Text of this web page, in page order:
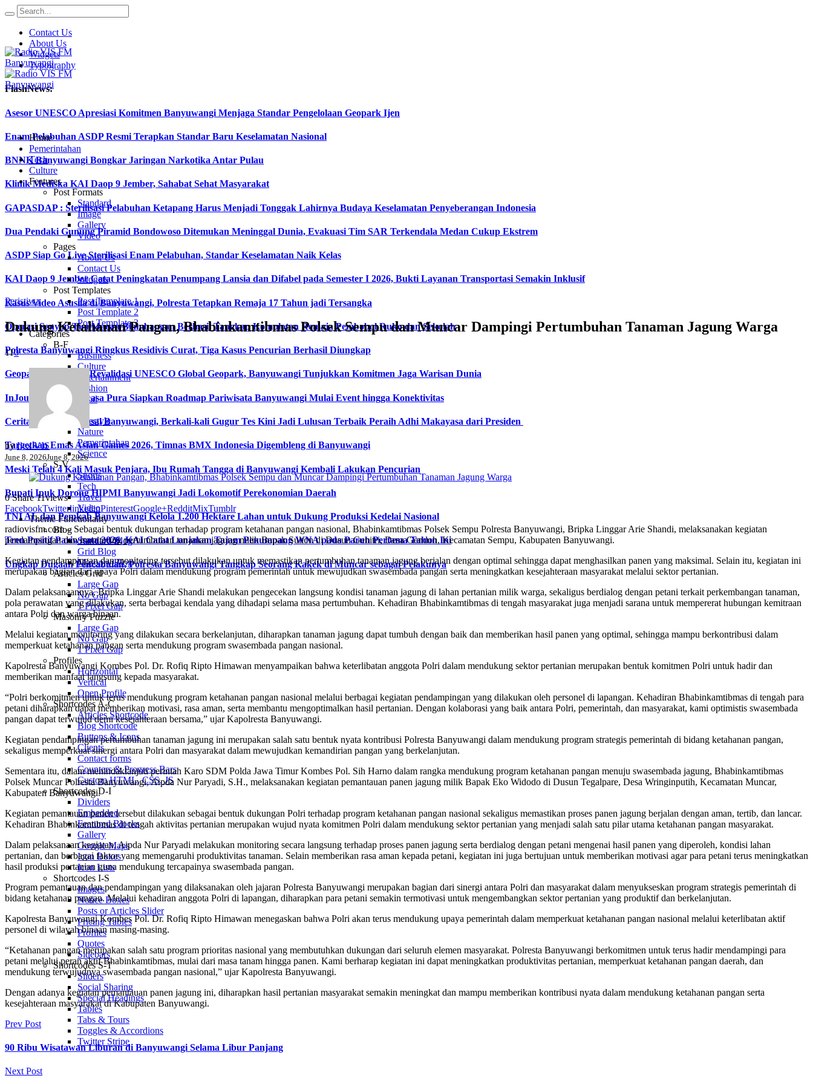
Contact Us
About Us
Widgets
Typography
FlashNews:
Asesor UNESCO Apresiasi Komitmen Banyuwangi Menjaga Standar Pengelolaan Geopark Ijen
Enam Pelabuhan ASDP Resmi Terapkan Standar Baru Keselamatan Nasional
BNNK Banyuwangi Bongkar Jaringan Narkotika Antar Pulau
Klinik Mediska KAI Daop 9 Jember, Sahabat Sehat Masyarakat
GAPASDAP : Sterilisasi Pelabuhan Ketapang Harus Menjadi Tonggak Lahirnya Budaya Keselamatan Penyeberangan Indonesia
Dua Pendaki Gunung Piramid Bondowoso Ditemukan Meninggal Dunia, Evakuasi Tim SAR Terkendala Medan Cukup Ekstrem
ASDP Siap Go Live Sterilisasi Enam Pelabuhan, Standar Keselamatan Naik Kelas
KAI Daop 9 Jember Catat Peningkatan Penumpang Lansia dan Difabel pada Semester I 2026, Bukti Layanan Transportasi Semakin Inklusif
Kasus Video Asusila di Banyuwangi, Polresta Tetapkan Remaja 17 Tahun jadi Tersangka
Operasi Senyap Tim Macan Blambangan Berhasil Tangkap Komplotan Remaja Pembobol Ruko dan Sekolah
Polresta Banyuwangi Ringkus Residivis Curat, Tiga Kasus Pencurian Berhasil Diungkap
Geopark Ijen Jalani Revalidasi UNESCO Global Geopark, Banyuwangi Tunjukkan Komitmen Jaga Warisan Dunia
InJourney dan Angkasa Pura Siapkan Roadmap Pariwisata Banyuwangi Mulai Event hingga Konektivitas
Cerita Perwira AL Asal Banyuwangi, Berkali-kali Gugur Tes Kini Jadi Lulusan Terbaik Peraih Adhi Makayasa dari Presiden
Targetkan Emas Asian Games 2026, Timnas BMX Indonesia Digembleng di Banyuwangi
Meski Telah 4 Kali Masuk Penjara, Ibu Rumah Tangga di Banyuwangi Kembali Lakukan Pencurian
Bupati Ipuk Dorong HIPMI Banyuwangi Jadi Lokomotif Perekonomian Daerah
TNI AL dan Pemkab Banyuwangi Kelola 1.200 Hektare Lahan untuk Dukung Produksi Kedelai Nasional
Tren Positif Pariwisata 2026, KAI Catat Lonjakan Tajam Penumpang WNA pada Paruh Pertama Tahun Ini
Ungkap Dugaan Pencabulan, Polresta Banyuwangi Tangkap Seorang Kakek di Muncar sebagai Pelakunya
Home
Pemerintahan
Tech
Culture
Features
Post Formats
Standard
Image
Gallery
Video
Pages
About Us
Contact Us
Widgets
Post Templates
Post Template 1
Post Template 2
Post Template 3
Categories
B-F
Business
Culture
Entertainment
Fashion
Food
L-S
Lifestyle
Nature
Pemerintahan
Science
S-V
Sports
Tech
Travel
Video
Theme Functionality
Blog
Standard Blog
Grid Blog
Masonry Blog
Articles Grid
Large Gap
No Gap
1 Pixel Gap
Masonry Puzzle
Large Gap
No Gap
1 Pixel Gap
Profiles
Horizontal
Vertical
Open Profile
Shortcodes A-C
Articles Shortcode
Blog Shortcode
Buttons & Icons
Clients
Contact forms
Counters & Progress Bars
Custom HTML, CSS, JS
Shortcodes D-I
Dividers
Embedded
Featured Blocks
Gallery
Google Maps
Icon Boxes
Icon Lists
Shortcodes I-S
Images
Notice Boxes
Posts or Articles Slider
Pricing Tables
Profiles
Quotes
Sidebars
Shortcodes S-T
Sliders
Social Sharing
Special Headings
Tables
Tabs & Tours
Toggles & Accordions
Twitter Stripe
Peristiwa
Dukung Ketahanan Pangan, Bhabinkamtibmas Polsek Sempu dan Muncar Dampingi Pertumbuhan Tanaman Jagung Warga
110
byIlex VIS
June 8, 2026June 8, 2026
0Share 11views
FacebookTwitterlinkedinPinterestGoogle+RedditMixTumblr
radiovisfm.com – Sebagai bentuk dukungan terhadap program ketahanan pangan nasional, Bhabinkamtibmas Polsek Sempu Polresta Banyuwangi, Bripka Linggar Arie Shandi, melaksanakan kegiatan
pendampingan dan monitoring pertumbuhan tanaman jagung milik Bapak Sulton di Dusun Genitri, Desa Gendoh, Kecamatan Sempu, Kabupaten Banyuwangi.
Kegiatan pendampingan dan monitoring tersebut dilakukan untuk memastikan pertumbuhan tanaman jagung berjalan dengan optimal sehingga dapat menghasilkan panen yang maksimal. Selain itu, kegiatan ini
merupakan bagian dari upaya Polri dalam mendukung program pemerintah untuk mewujudkan swasembada pangan serta meningkatkan kesejahteraan masyarakat melalui sektor pertanian.
Dalam pelaksanaannya, Bripka Linggar Arie Shandi melakukan pengecekan langsung kondisi tanaman jagung di lahan pertanian milik warga, sekaligus berdialog dengan petani terkait perkembangan tanaman,
pola perawatan yang dilakukan, serta berbagai kendala yang dihadapi selama masa pertumbuhan. Kehadiran Bhabinkamtibmas di tengah masyarakat juga menjadi sarana untuk mempererat hubungan kemitraan
antara Polri dan warga binaan.
Melalui kegiatan monitoring yang dilakukan secara berkelanjutan, diharapkan tanaman jagung dapat tumbuh dengan baik dan memberikan hasil panen yang optimal, sehingga mampu berkontribusi dalam
memperkuat ketahanan pangan serta mendukung program swasembada pangan nasional.
Kapolresta Banyuwangi Kombes Pol. Dr. Rofiq Ripto Himawan menyampaikan bahwa keterlibatan anggota Polri dalam mendukung sektor pertanian merupakan bentuk komitmen Polri untuk hadir dan
memberikan manfaat langsung kepada masyarakat.
“Polri berkomitmen untuk terus mendukung program ketahanan pangan nasional melalui berbagai kegiatan pendampingan yang dilakukan oleh personel di lapangan. Kehadiran Bhabinkamtibmas di tengah para
petani diharapkan dapat memberikan motivasi, rasa aman, serta membantu mengoptimalkan hasil pertanian. Dengan kolaborasi yang baik antara Polri, pemerintah, dan masyarakat, kami optimistis swasembada
pangan dapat terwujud demi kesejahteraan bersama,” ujar Kapolresta Banyuwangi.
Kegiatan pendampingan pertumbuhan tanaman jagung ini merupakan salah satu bentuk nyata kontribusi Polresta Banyuwangi dalam mendukung program strategis pemerintah di bidang ketahanan pangan,
sekaligus memperkuat sinergi antara Polri dan masyarakat dalam mewujudkan kemandirian pangan yang berkelanjutan.
Sementara itu, dalam menindaklanjuti perintah Karo SDM Polda Jawa Timur Kombes Pol. Sih Harno dalam rangka mendukung program ketahanan pangan menuju swasembada jagung, Bhabinkamtibmas
Polsek Muncar Polresta Banyuwangi, Aipda Nur Paryadi, S.H., melaksanakan kegiatan pemantauan panen jagung milik Bapak Eko Widodo di Dusun Tegalpare, Desa Wringinputih, Kecamatan Muncar,
Kabupaten Banyuwangi.
Kegiatan pemantauan panen tersebut dilakukan sebagai bentuk dukungan Polri terhadap program ketahanan pangan nasional sekaligus memastikan proses panen jagung berjalan dengan aman, tertib, dan lancar.
Kehadiran Bhabinkamtibmas di tengah aktivitas pertanian merupakan wujud nyata komitmen Polri dalam mendukung sektor pertanian yang menjadi salah satu pilar utama ketahanan pangan masyarakat.
Dalam pelaksanaan kegiatan, Aipda Nur Paryadi melakukan monitoring secara langsung terhadap proses panen jagung serta berdialog dengan petani mengenai hasil panen yang diperoleh, kondisi lahan
pertanian, dan berbagai faktor yang memengaruhi produktivitas tanaman. Selain memberikan rasa aman kepada petani, kegiatan ini juga bertujuan untuk memberikan motivasi agar para petani terus meningkatkan
hasil produksi pertanian guna mendukung tercapainya swasembada pangan.
Program pemantauan dan pendampingan yang dilaksanakan oleh jajaran Polresta Banyuwangi merupakan bagian dari sinergi antara Polri dan masyarakat dalam menyukseskan program strategis pemerintah di
bidang ketahanan pangan. Melalui kehadiran anggota Polri di lapangan, diharapkan para petani semakin termotivasi untuk mengembangkan sektor pertanian yang produktif dan berkelanjutan.
Kapolresta Banyuwangi Kombes Pol. Dr. Rofiq Ripto Himawan menegaskan bahwa Polri akan terus mendukung upaya pemerintah dalam memperkuat ketahanan pangan nasional melalui keterlibatan aktif
personel di wilayah binaan masing-masing.
“Ketahanan pangan merupakan salah satu program prioritas nasional yang membutuhkan dukungan dari seluruh elemen masyarakat. Polresta Banyuwangi berkomitmen untuk terus hadir mendampingi para
petani melalui peran aktif Bhabinkamtibmas, mulai dari masa tanam hingga panen. Kami berharap kegiatan ini dapat meningkatkan produktivitas pertanian, memperkuat ketahanan pangan daerah, dan
mendukung terwujudnya swasembada pangan nasional,” ujar Kapolresta Banyuwangi.
Dengan adanya kegiatan pemantauan panen jagung ini, diharapkan hasil pertanian masyarakat semakin meningkat dan mampu memberikan kontribusi nyata dalam mendukung ketahanan pangan serta
kesejahteraan masyarakat di Kabupaten Banyuwangi.
Prev Post
90 Ribu Wisatawan Liburan di Banyuwangi Selama Libur Panjang
Next Post